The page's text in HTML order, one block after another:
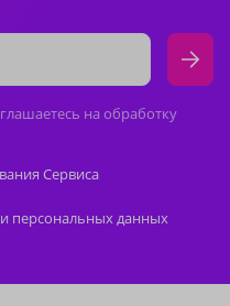
на обработку
Сервиса
персональных данных